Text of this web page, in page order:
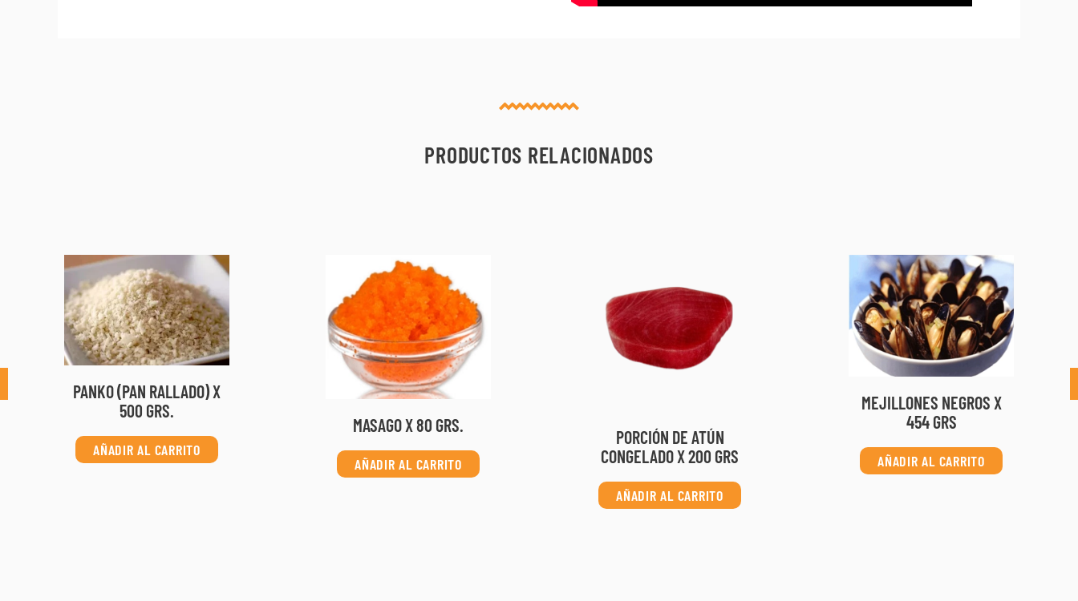
PRODUCTOS RELACIONADOS
PANKO (PAN RALLADO) X
500 GRS.
AÑADIR AL CARRITO
MASAGO X 80 GRS.
AÑADIR AL CARRITO
PORCIÓN DE ATÚN
CONGELADO X 200 GRS
AÑADIR AL CARRITO
MEJILLONES NEGROS X
454 GRS
AÑADIR AL CARRITO